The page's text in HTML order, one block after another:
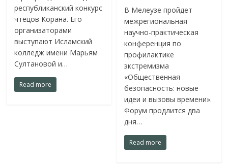
республиканский конкурс
чтецов Корана. Его
организаторами
выступают Исламский
колледж имени Марьям
Султановой и…
Read more
В Мелеузе пройдет
межрегиональная
научно-практическая
конференция по
профилактике
экстремизма
«Общественная
безопасность: новые
идеи и вызовы времени».
Форум продлится два
дня…
Read more